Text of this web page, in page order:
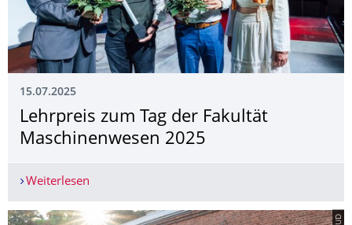
15.07.2025
Lehrpreis zum Tag der Fakultät
Maschinenwesen 2025
Weiterlesen